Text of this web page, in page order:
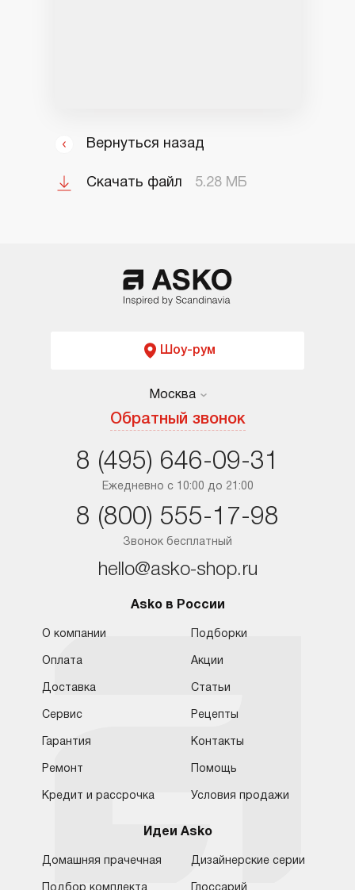
Вернуться назад
Скачать файл 5.28 МБ
Шоу-рум
Москва
Обратный звонок
Москва
Ростов-на-Дону
Ежедневно с 10:00 до 21:00
8 (495) 646-09-31
Звонок бесплатный
8 (800) 555-17-98
hello@asko-shop.ru
Asko в России
О компании
Оплата
Доставка
Сервис
Гарантия
Ремонт
Кредит и рассрочка
Подборки
Акции
Статьи
Рецепты
Контакты
Помощь
Условия продажи
Идеи Asko
Домашняя прачечная Дизайнерские серии